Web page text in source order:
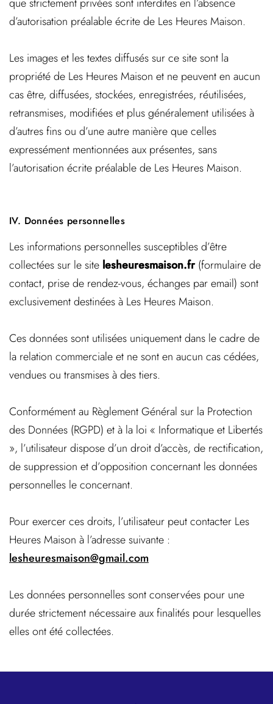
d’autorisation préalable écrite de Les Heures Maison.
Les images et les textes diffusés sur ce site sont la
propriété de Les Heures Maison et ne peuvent en aucun
cas être, diffusées, stockées, enregistrées, réutilisées,
retransmises, modifiées et plus généralement utilisées à
d’autres fins ou d’une autre manière que celles
expressément mentionnées aux présentes, sans
l’autorisation écrite préalable de Les Heures Maison.
IV. Données personnelles
Les informations personnelles susceptibles d’être
collectées sur le site lesheuresmaison.fr(formulaire de
contact, prise de rendez-vous, échanges par email) sont
exclusivement destinées à Les Heures Maison.
Ces données sont utilisées uniquement dans le cadre de
la relation commerciale et ne sonten aucun cas cédées,
vendues ou transmises à des tiers.
Conformément au Règlement Général sur la Protection
des Données (RGPD) et à la loi « Informatique et Libertés
», l’utilisateur dispose d’un droit d’accès, de rectification,
de suppression et d’opposition concernant les données
personnelles le concernant.
Pour exercer ces droits, l’utilisateur peut contacter Les
Heures Maison à l’adresse suivante :
lesheuresmaison@gmail.com
Les données personnelles sont conservées pour une
durée strictement nécessaire aux finalités pour lesquelles
elles ont été collectées.